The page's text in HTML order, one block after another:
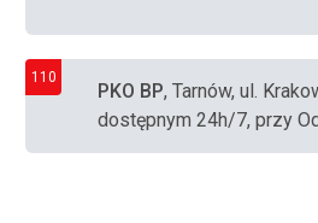
110
PKO BP, Tarnów, ul.
dostępnym 24h/7, przy